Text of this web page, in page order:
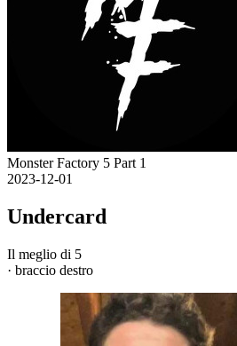
Monster Factory 5 Part 1
2023-12-01
Undercard
Il meglio di 5
· braccio destro